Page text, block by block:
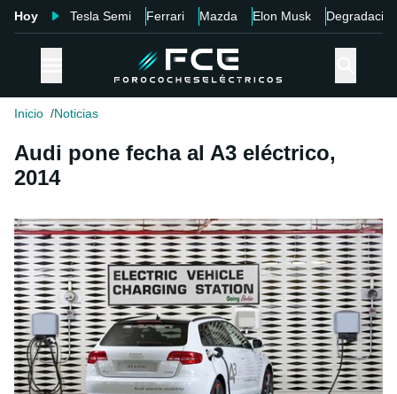
Hoy Tesla Semi Ferrari Mazda Elon Musk Degradación
Inicio Noticias
Audi pone fecha al A3 eléctrico,
2014